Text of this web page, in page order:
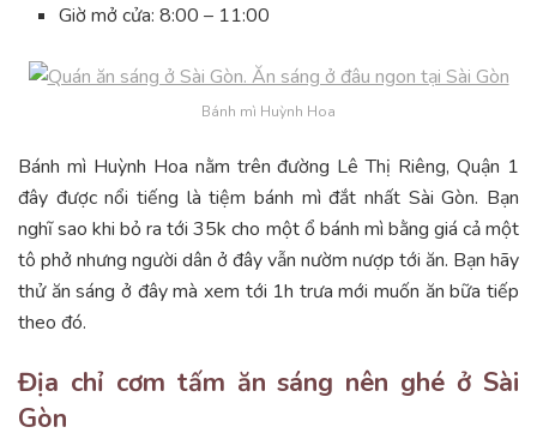
Giờ mở cửa: 8:00 – 11:00
Bánh mì Huỳnh Hoa
Bánh mì Huỳnh Hoa nằm trên đường Lê Thị Riêng, Quận 1
đây được nổi tiếng là tiệm bánh mì đắt nhất Sài Gòn. Bạn
nghĩ sao khi bỏ ra tới 35k cho một ổ bánh mì bằng giá cả một
tô phở nhưng người dân ở đây vẫn nườm nượp tới ăn. Bạn hãy
thử ăn sáng ở đây mà xem tới 1h trưa mới muốn ăn bữa tiếp
theo đó.
Địa chỉ cơm tấm ăn sáng nên ghé ở Sài
Gòn